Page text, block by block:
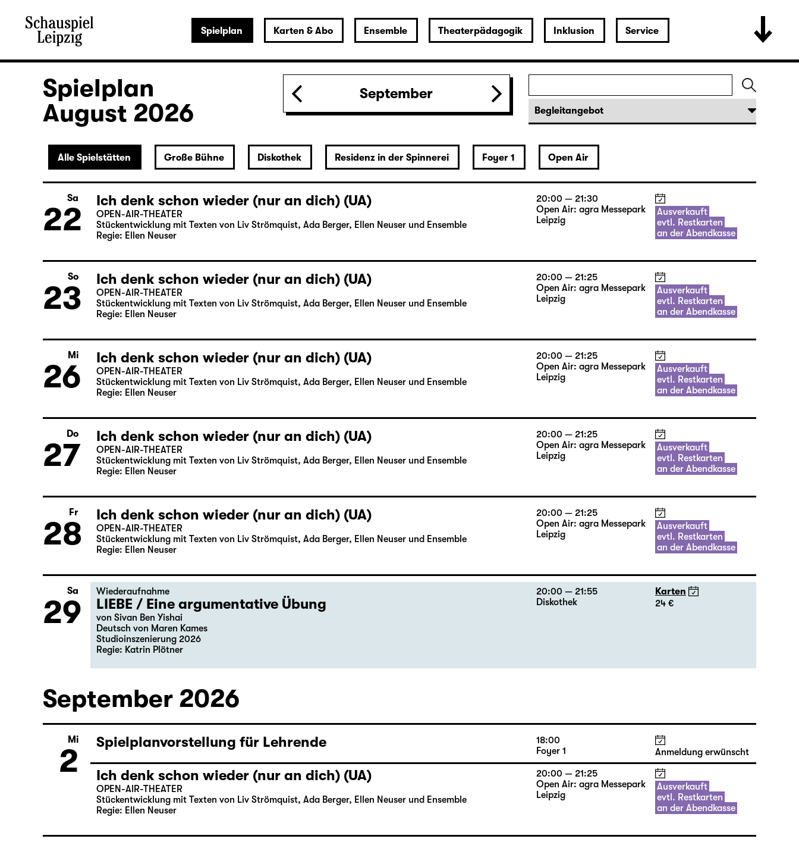
Spielplan Karten & Abo Ensemble Theaterpädagogik Inklusion Service
Spielplan
August 2026
September
Alle Spielstätten Große Bühne Diskothek Residenz in der Spinnerei Foyer 1 Open Air
Sa
22
Ausverkauft
evtl. Restkarten
an der Abendkasse
20:00 — 21:30
Open Air: agra Messepark
Leipzig
Ich denk schon wieder (nur an dich) (UA)
OPEN-AIR-THEATER
Stückentwicklung mit Texten von Liv Strömquist, Ada Berger, Ellen Neuser und Ensemble
Regie: Ellen Neuser
So
23
Ausverkauft
evtl. Restkarten
an der Abendkasse
20:00 — 21:25
Open Air: agra Messepark
Leipzig
Ich denk schon wieder (nur an dich) (UA)
OPEN-AIR-THEATER
Stückentwicklung mit Texten von Liv Strömquist, Ada Berger, Ellen Neuser und Ensemble
Regie: Ellen Neuser
Mi
26
Ausverkauft
evtl. Restkarten
an der Abendkasse
20:00 — 21:25
Open Air: agra Messepark
Leipzig
Ich denk schon wieder (nur an dich) (UA)
OPEN-AIR-THEATER
Stückentwicklung mit Texten von Liv Strömquist, Ada Berger, Ellen Neuser und Ensemble
Regie: Ellen Neuser
Do
27
Ausverkauft
evtl. Restkarten
an der Abendkasse
20:00 — 21:25
Open Air: agra Messepark
Leipzig
Ich denk schon wieder (nur an dich) (UA)
OPEN-AIR-THEATER
Stückentwicklung mit Texten von Liv Strömquist, Ada Berger, Ellen Neuser und Ensemble
Regie: Ellen Neuser
Fr
28
Ausverkauft
evtl. Restkarten
an der Abendkasse
20:00 — 21:25
Open Air: agra Messepark
Leipzig
Ich denk schon wieder (nur an dich) (UA)
OPEN-AIR-THEATER
Stückentwicklung mit Texten von Liv Strömquist, Ada Berger, Ellen Neuser und Ensemble
Regie: Ellen Neuser
Sa
29
Karten
24 €
20:00 — 21:55
Diskothek
Wiederaufnahme
LIEBE / Eine argumentative Übung
von Sivan Ben Yishai
Deutsch von Maren Kames
Studioinszenierung 2026
Regie: Katrin Plötner
September 2026
Mi
2 Anmeldung erwünscht
18:00
Foyer 1
Spielplanvorstellung für Lehrende
Ausverkauft
evtl. Restkarten
an der Abendkasse
20:00 — 21:25
Open Air: agra Messepark
Leipzig
Ich denk schon wieder (nur an dich) (UA)
OPEN-AIR-THEATER
Stückentwicklung mit Texten von Liv Strömquist, Ada Berger, Ellen Neuser und Ensemble
Regie: Ellen Neuser